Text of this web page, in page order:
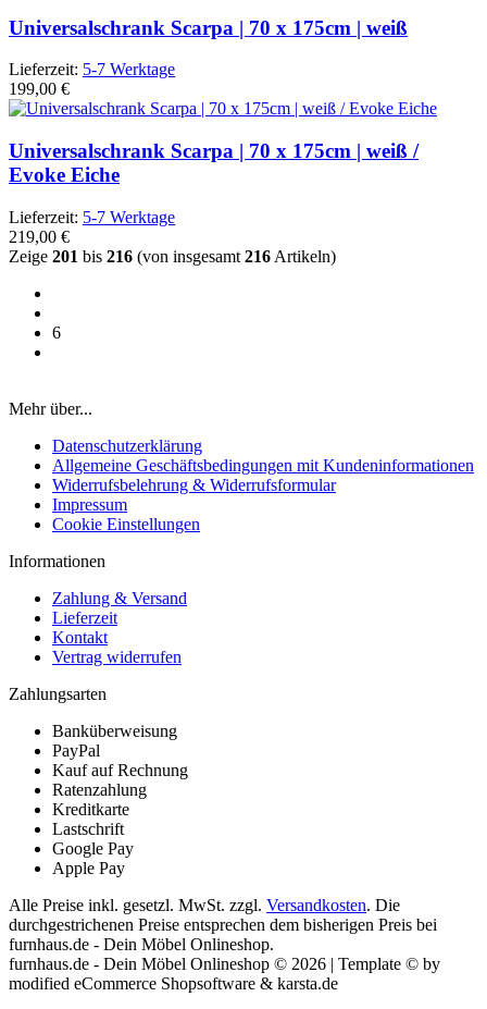
Universalschrank Scarpa | 70 x 175cm | weiß
Lieferzeit: 5-7 Werktage
199,00 €
Universalschrank Scarpa | 70 x 175cm | weiß /
Evoke Eiche
Lieferzeit: 5-7 Werktage
219,00 €
Zeige 201 bis 216 (von insgesamt 216 Artikeln)
6
Mehr über...
Datenschutzerklärung
Allgemeine Geschäftsbedingungen mit Kundeninformationen
Widerrufsbelehrung & Widerrufsformular
Impressum
Cookie Einstellungen
Informationen
Zahlung & Versand
Lieferzeit
Kontakt
Vertrag widerrufen
Zahlungsarten
Banküberweisung
PayPal
Kauf auf Rechnung
Ratenzahlung
Kreditkarte
Lastschrift
Google Pay
Apple Pay
Alle Preise inkl. gesetzl. MwSt. zzgl. Versandkosten. Die
durchgestrichenen Preise entsprechen dem bisherigen Preis bei
furnhaus.de - Dein Möbel Onlineshop.
furnhaus.de - Dein Möbel Onlineshop © 2026 | Template © by
modified eCommerce Shopsoftware & karsta.de